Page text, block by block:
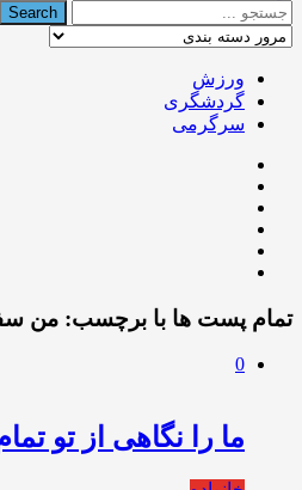
ورزش
گردشگری
سرگرمی
تمام پست ها با برچسب: من
0
ما را نگاهی از تو